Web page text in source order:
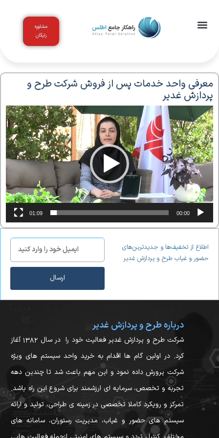
مشاوره
رایگان
معرفی واحد خدمات پس از فروش شرکت طرح و
پردازش غدیر
نمایشگر
ویدیو
00:00
01:09
اطلاع از تخفیف‌ها و جدیدترین‌های
حضور و غیاب طرح و پردازش غدیر
ارسال
درباره طرح و پردازش غدیر
شرکت طرح و پردازش غدیر فعالیت خود را در سال ۱۳۸۲ آغاز
کرد. در اولین گام ها اقدام به خرید واحد سیستم های ویژه
شرکت پرورش داده نمود و این مهم باعث شد تا چندین دهه
تجربه و تخصص، سرمایه ای ارزشمند برای شروع این راه باشد.
تمرکز و رویکرد کاملا تخصصی در زمینه ی طراحی، تولید و ارائه
سیستم های حضور و غیاب، مدیریت رستوران، سامانه های